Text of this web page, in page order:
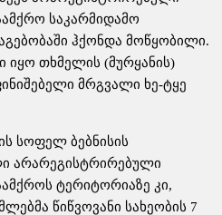
საკარმიდამო
ჰქონდა მოწყობილი.
იყო თხმელის (მურყანის)
მრგვალი ხე-ტყე
სოფელ ბებნისის
არარეგისტრირებული
ტერიტორიაზე კი,
წიწვოვანი სახეობის 7